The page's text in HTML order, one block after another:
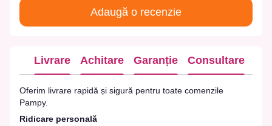
Adaugă o recenzie
Livrare Achitare Garanție Consultare
Oferim livrare rapidă și sigură pentru toate comenzile
Pampy.
Ridicare personală